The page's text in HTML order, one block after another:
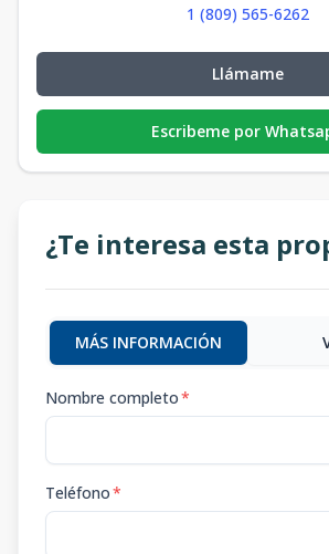
1 (809) 565-6262
Llámame
Escribeme por
¿Te interesa esta
MÁS INFORMACIÓN
Nombre completo*
Teléfono*